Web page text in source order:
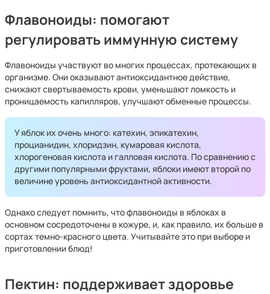
Флавоноиды: помогают
регулировать иммунную систему
Флавоноиды участвуют во многих процессах, протекающих в
организме. Они оказывают антиоксидантное действие,
снижают свертываемость крови, уменьшают ломкость и
проницаемость капилляров, улучшают обменные процессы.
У яблок их очень много: катехин, эпикатехин,
процианидин, хлоридзин, кумаровая кислота,
хлорогеновая кислота и галловая кислота. По сравнению с
другими популярными фруктами, яблоки имеют второй по
величине уровень антиоксидантной активности.
Однако следует помнить, что флавоноиды в яблоках в
основном сосредоточены в кожуре, и, как правило, их больше в
сортах темно-красного цвета. Учитывайте это при выборе и
приготовлении блюд!
Пектин: поддерживает здоровье